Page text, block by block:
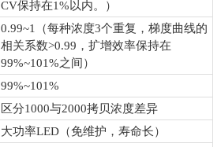
CV保持在1%以内。）
0.99~1（每种浓度3个重复，梯度曲线的
相关系数>0.99，扩增效率保持在
99%~101%之间）
99%~101%
区分1000与2000拷贝浓度差异
大功率LED（免维护，寿命长）